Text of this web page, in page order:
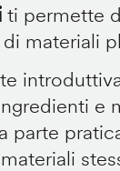
ti permette
materiali
e
parte